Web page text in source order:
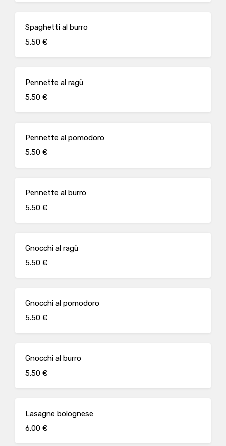
Spaghetti al burro
5.50 €
Pennette al ragù
5.50 €
Pennette al pomodoro
5.50 €
Pennette al burro
5.50 €
Gnocchi al ragù
5.50 €
Gnocchi al pomodoro
5.50 €
Gnocchi al burro
5.50 €
Lasagne bolognese
6.00 €